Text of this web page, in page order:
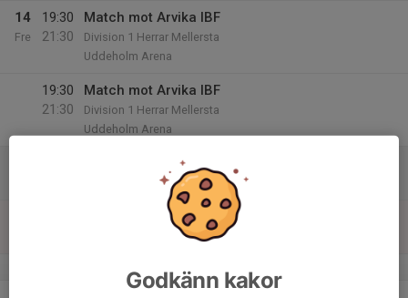
14
Fre
19:30
21:30
Match mot Arvika IBF
Division 1 Herrar Mellersta
Uddeholm Arena
19:30
21:30
Match mot Arvika IBF
Division 1 Herrar Mellersta
Uddeholm Arena
Godkänn kakor